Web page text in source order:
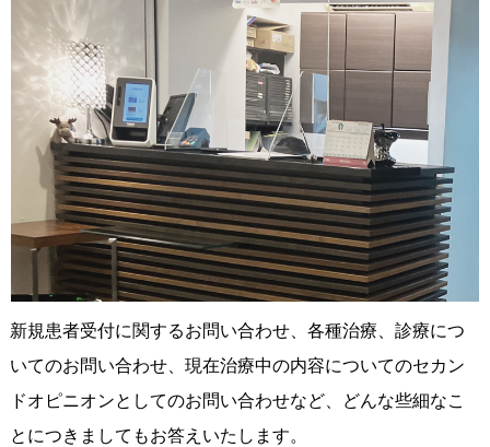
新規患者受付に関するお問い合わせ、各種治療、診療につ
いてのお問い合わせ、現在治療中の内容についてのセカン
ドオピニオンとしてのお問い合わせなど、どんな些細なこ
とにつきましてもお答えいたします。